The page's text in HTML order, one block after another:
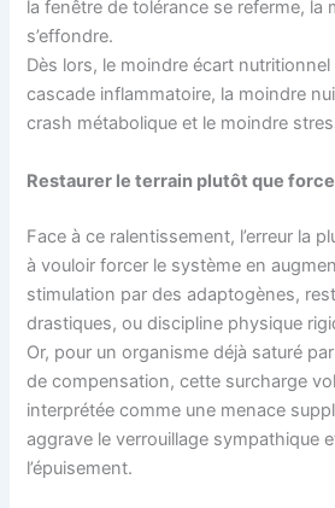
la fenêtre de tolérance se referme, la
s’effondre.
Dès lors, le moindre écart
cascade inflammatoire, la moindre
crash métabolique et le moindre
Restaurer le terrain plutôt que
Face à ce ralentissement, l’erreur la
à vouloir forcer le système en
stimulation par des adaptogènes,
drastiques, ou discipline physique
Or, pour un organisme déjà saturé
de compensation, cette surcharge
interprétée comme une menace
aggrave le verrouillage sympathique
l’épuisement.